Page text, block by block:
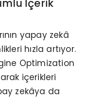
İçerik
yapay zekâ
hızla artıyor.
Optimization
içerikleri
zekâya da